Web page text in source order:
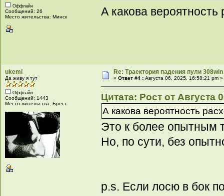
Оффлайн
Сообщений: 26
Место жительства: Минск
А какова
ukemi
Да живу я тут
Оффлайн
Сообщений: 1443
Место жительства: Брест
Re: Траектория падения пули
«Ответ #4 : Августа 06, 2025, 16:58:21 pm »
Цитата: Рост от Августа
А какова вероятность
Это к более опытным
Но, по сути, без
p.s. Если лосю в бок